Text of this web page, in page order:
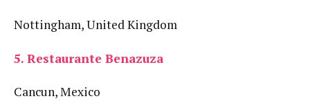
Nottingham, United Kingdom
5. Restaurante Benazuza
Cancun, Mexico